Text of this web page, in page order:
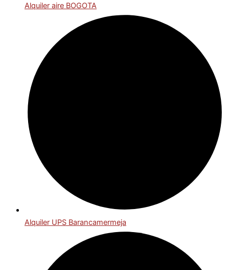
Alquiler aire BOGOTA
Alquiler UPS Barancamermeja